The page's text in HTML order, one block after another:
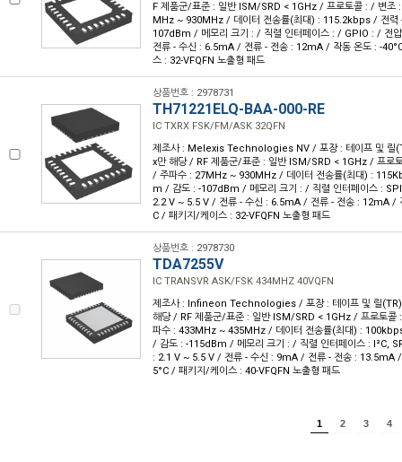
F 제품군/표준 : 일반 ISM/SRD < 1GHz / 프로토콜 : / 변조
MHz ~ 930MHz / 데이터 전송률(최대) : 115.2kbps / 전력
107dBm / 메모리 크기 : / 직렬 인터페이스 : / GPIO : / 전
전류 - 수신 : 6.5mA / 전류 - 전송 : 12mA / 작동 온도 : -
스 : 32-VFQFN 노출형 패드
상품번호 : 2978731
TH71221ELQ-BAA-000-RE
IC TXRX FSK/FM/ASK 32QFN
제조사 : Melexis Technologies NV / 포장 : 테이프 및 릴
x만 해당 / RF 제품군/표준 : 일반 ISM/SRD < 1GHz / 프로
/ 주파수 : 27MHz ~ 930MHz / 데이터 전송률(최대) :
m / 감도 : -107dBm / 메모리 크기 : / 직렬 인터페이스 :
2.2 V ~ 5.5 V / 전류 - 수신 : 6.5mA / 전류 - 전송 : 12mA /
C / 패키지/케이스 : 32-VFQFN 노출형 패드
상품번호 : 2978730
TDA7255V
IC TRANSVR ASK/FSK 434MHZ 40VQFN
제조사 : Infineon Technologies / 포장 : 테이프 및 릴
해당 / RF 제품군/표준 : 일반 ISM/SRD < 1GHz / 프로토콜
파수 : 433MHz ~ 435MHz / 데이터 전송률(최대) :
/ 감도 : -115dBm / 메모리 크기 : / 직렬 인터페이스 : I²C,
: 2.1 V ~ 5.5 V / 전류 - 수신 : 9mA / 전류 - 전송 : 13.5mA
5°C / 패키지/케이스 : 40-VFQFN 노출형 패드
1 2 3 4